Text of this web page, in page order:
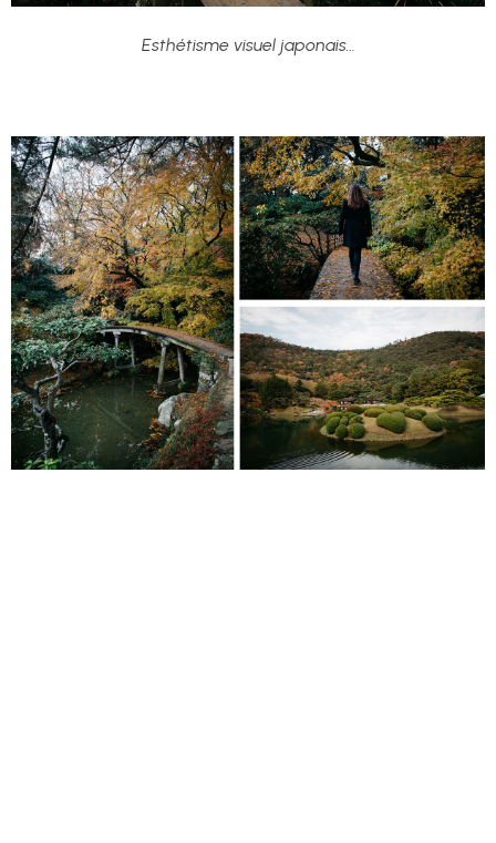
Esthétisme visuel japonais…